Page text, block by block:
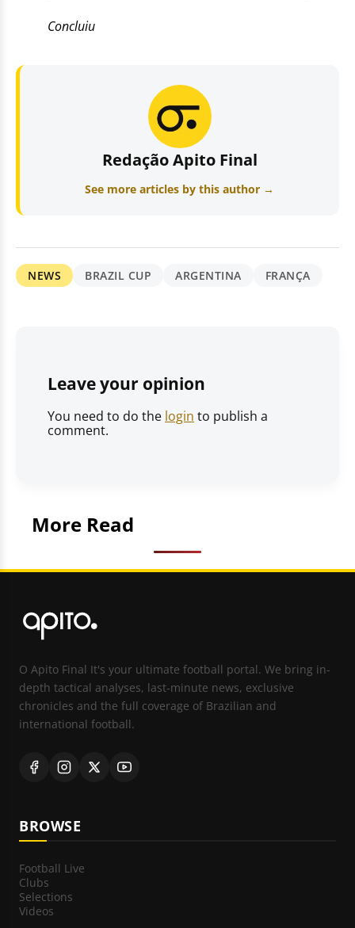
Concluiu
Redação Apito Final
See more articles by this author →
NEWS BRAZIL CUP ARGENTINA FRANÇA
Leave your opinion
You need to do the login to publish a
comment.
More Read
O Apito Final It's your ultimate football portal. We bring in-
depth tactical analyses, last-minute news, exclusive
chronicles and the full coverage of Brazilian and
international football.
BROWSE
Football Live
Clubs
Selections
Videos